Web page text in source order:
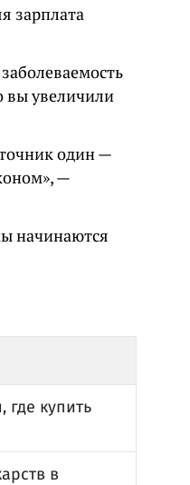
зарплата
вы увеличили
один —
—
начинаются
купить
в